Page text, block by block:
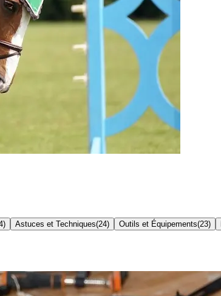
) Astuces et Techniques(24) Outils et Équipements(23)